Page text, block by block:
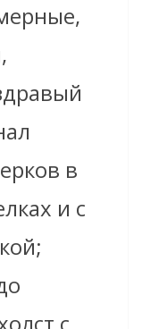
в
и с